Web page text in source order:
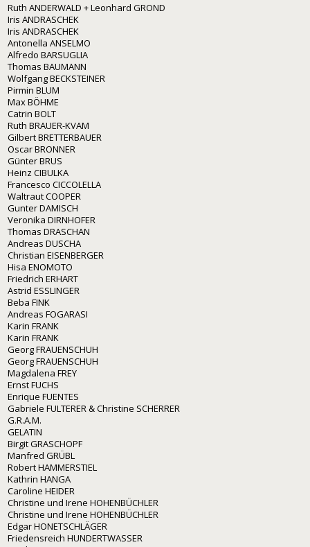
Ruth ANDERWALD + Leonhard GROND
Iris ANDRASCHEK
Iris ANDRASCHEK
Antonella ANSELMO
Alfredo BARSUGLIA
Thomas BAUMANN
Wolfgang BECKSTEINER
Pirmin BLUM
Max BÖHME
Catrin BOLT
Ruth BRAUER-KVAM
Gilbert BRETTERBAUER
Oscar BRONNER
Günter BRUS
Heinz CIBULKA
Francesco CICCOLELLA
Waltraut COOPER
Gunter DAMISCH
Veronika DIRNHOFER
Thomas DRASCHAN
Andreas DUSCHA
Christian EISENBERGER
Hisa ENOMOTO
Friedrich ERHART
Astrid ESSLINGER
Beba FINK
Andreas FOGARASI
Karin FRANK
Karin FRANK
Georg FRAUENSCHUH
Georg FRAUENSCHUH
Magdalena FREY
Ernst FUCHS
Enrique FUENTES
Gabriele FULTERER & Christine SCHERRER
G.R.A.M.
GELATIN
Birgit GRASCHOPF
Manfred GRÜBL
Robert HAMMERSTIEL
Kathrin HANGA
Caroline HEIDER
Christine und Irene HOHENBÜCHLER
Christine und Irene HOHENBÜCHLER
Edgar HONETSCHLÄGER
Friedensreich HUNDERTWASSER